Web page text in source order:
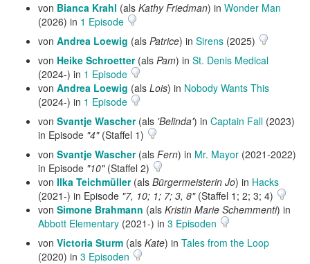
von Bianca Krahl (als Kathy Friedman) in Wonder Man
(2026) in 1 Episode
von Andrea Loewig (als Patrice) in Sirens (2025)
von Heike Schroetter(als Pam) in St. Denis Medical
(2024-) in 1 Episode
von Andrea Loewig (als Lois) in Nobody Wants This
(2024-) in 1 Episode
von Svantje Wascher(als 'Belinda') in Captain Fall (2023)
in Episode "4"(Staffel 1)
von Svantje Wascher(als Fern) in Mr. Mayor (2021-2022)
in Episode "10"(Staffel 2)
von Ilka Teichmüller(als Bürgermeisterin Jo) in Hacks
(2021-) in Episode "7, 10; 1; 7; 3, 8"(Staffel 1; 2; 3; 4)
von Simone Brahmann (als Kristin Marie Schemmenti) in
Abbott Elementary (2021-) in 3 Episoden
von Victoria Sturm (als Kate) in Tales from the Loop
(2020) in 3 Episoden